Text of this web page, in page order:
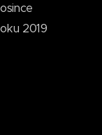
2019